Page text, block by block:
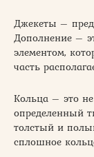
Джекеты –
Дополнение –
элементом,
часть
Кольца – это
определенный
толстый и
сплошное